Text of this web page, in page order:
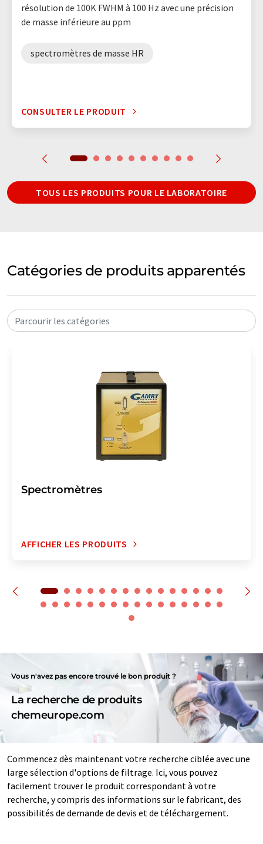
résolution de 100K FWHM à 100 Hz avec une précision
de masse inférieure au ppm
spectromètres de masse HR
CONSULTER LE PRODUIT
TOUS LES PRODUITS POUR LE LABORATOIRE
Catégories de produits apparentés
Parcourir les catégories
Spectromètres
AFFICHER LES PRODUITS
Vous n'avez pas encore trouvé le bon produit ?
La recherche de produits
chemeurope.com
Commencez dès maintenant votre recherche ciblée avec une
large sélection d'options de filtrage. Ici, vous pouvez
facilement trouver le produit correspondant à votre
recherche, y compris des informations sur le fabricant, des
possibilités de demande de devis et de téléchargement.